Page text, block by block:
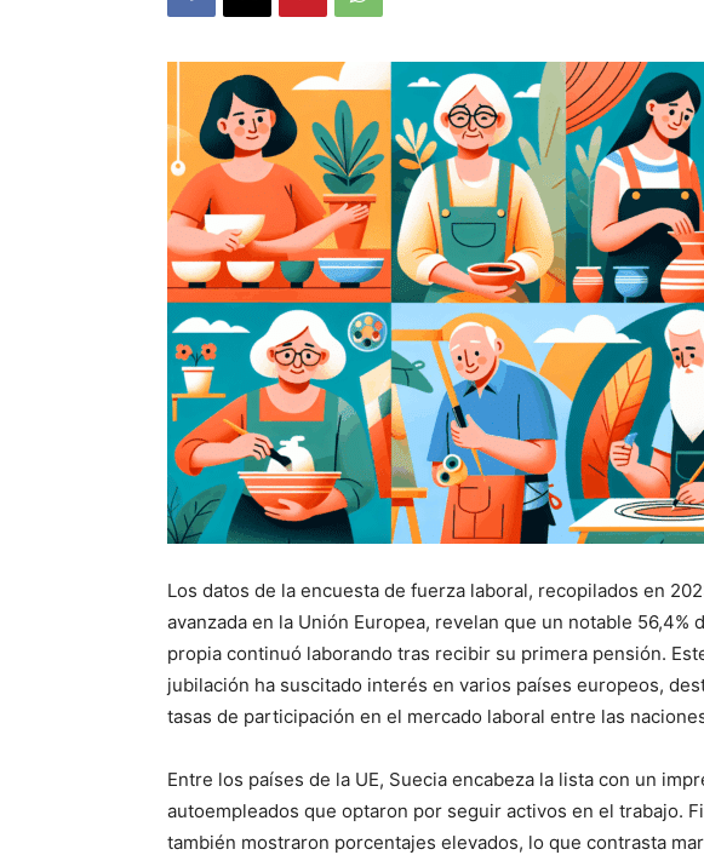
Los datos de la encuesta de fuerza laboral, recopilados en
avanzada en la Unión Europea, revelan que un notable 56,4%
propia continuó laborando tras recibir su primera pensión.
jubilación ha suscitado interés en varios países europeos,
tasas de participación en el mercado laboral entre las
Entre los países de la UE, Suecia encabeza la lista con un
autoempleados que optaron por seguir activos en el trabajo.
también mostraron porcentajes elevados, lo que contrasta